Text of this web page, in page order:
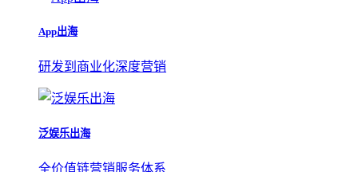
App出海
研发到商业化深度营销
泛娱乐出海
全价值链营销服务体系